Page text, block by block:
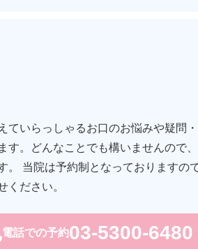
ていらっしゃるお口のお悩みや疑問
す。どんなことでも構いませんので
。 当院は予約制となっておりますの
ください。
電話での予約03-5300-6480